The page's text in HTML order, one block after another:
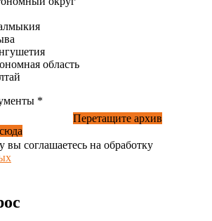
область
*
Перетащите архив
вы соглашаетесь на обработку